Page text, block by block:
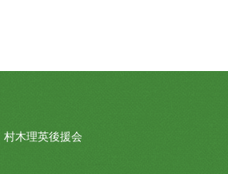
村木理英後援会